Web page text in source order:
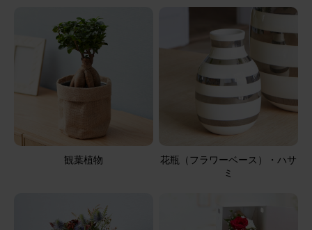
お誕生日のプレゼントに、色指定でお願いしました。１２
月のお誕生日に、クリスマスカラーも添えていただき、季
節感のある素敵なアレンジ。お相手にも喜んでいただき良
かったです。
アレンジメント(黄)Sサイズ Happy Birthdayバルーン付き
2025/08/21
ブルーミーユーザーさん 50代
自宅用
アレンジメント(ピンク)XSサイズ
観葉植物
花瓶（フラワーベース）・ハサ
ミ